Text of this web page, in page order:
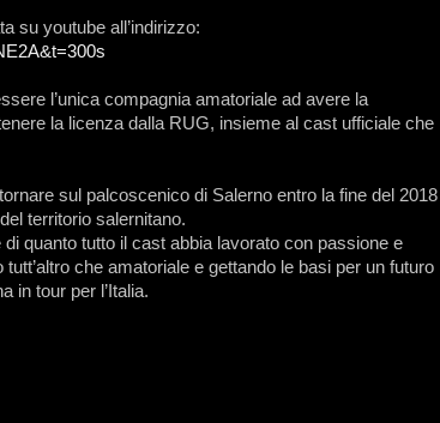
su youtube all’indirizzo:
l’unica compagnia amatoriale ad avere la
la licenza dalla RUG, insieme al cast ufficiale che
sul palcoscenico di Salerno entro la fine del 2018
territorio salernitano.
quanto tutto il cast abbia lavorato con passione e
che amatoriale e gettando le basi per un futuro
in tour per l’Italia.